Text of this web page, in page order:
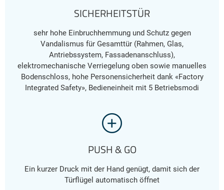
SICHERHEITSTÜR
sehr hohe Einbruchhemmung und Schutz gegen
Vandalismus für Gesamttür (Rahmen, Glas,
Antriebssystem, Fassadenanschluss),
elektromechanische Verriegelung oben sowie manuelles
Bodenschloss, hohe Personensicherheit dank «Factory
Integrated Safety», Bedieneinheit mit 5 Betriebsmodi
PUSH & GO
Ein kurzer Druck mit der Hand genügt, damit sich der
Türflügel automatisch öffnet